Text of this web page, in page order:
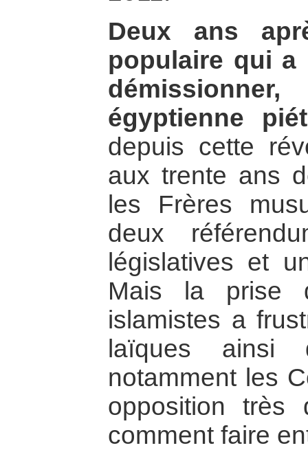
Deux ans
populaire qui a
égyptienne
depuis cette
aux trente ans
les Frères
deux
législatives et
Mais la prise
islamistes a
laïques ainsi
notamment les
opposition très
comment faire